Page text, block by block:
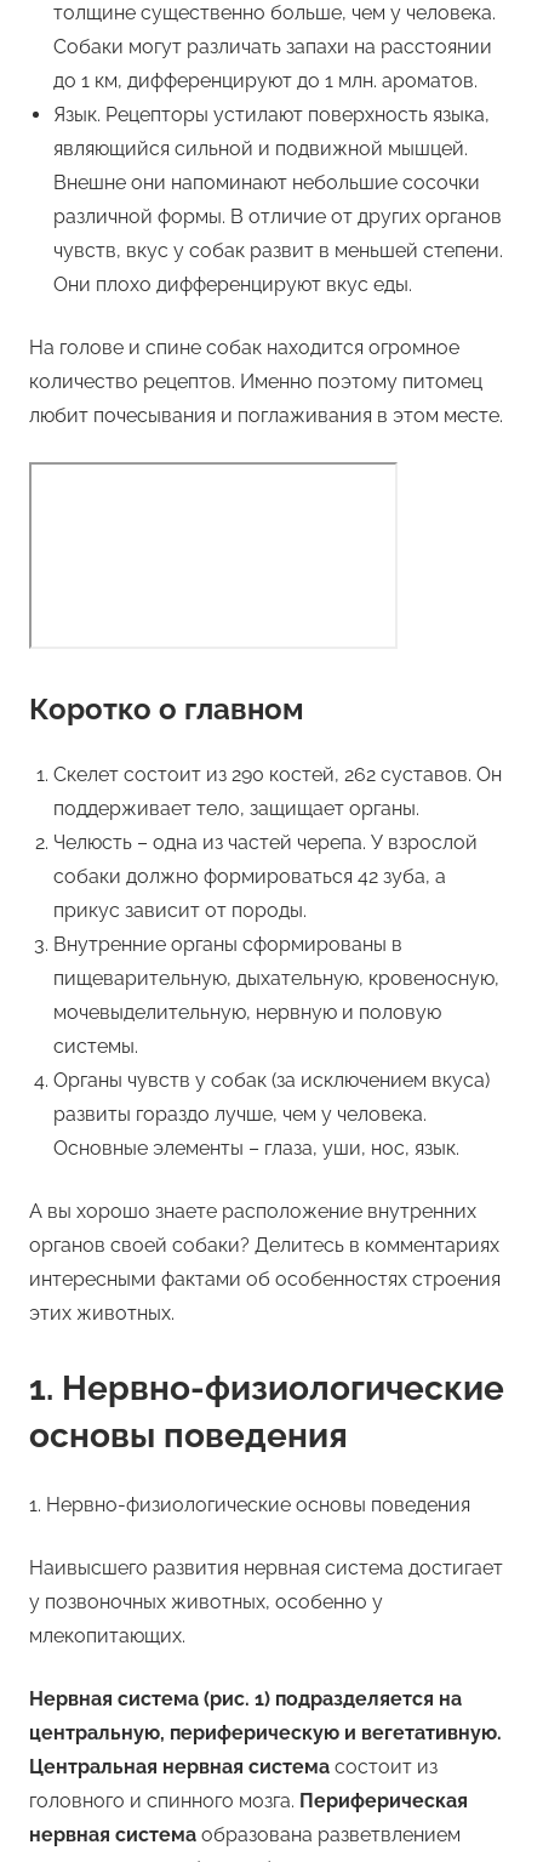
толщине существенно больше, чем у человека.
Собаки могут различать запахи на расстоянии
до 1 км, дифференцируют до 1 млн. ароматов.
Язык. Рецепторы устилают поверхность языка,
являющийся сильной и подвижной мышцей.
Внешне они напоминают небольшие сосочки
различной формы. В отличие от других органов
чувств, вкус у собак развит в меньшей степени.
Они плохо дифференцируют вкус еды.
На голове и спине собак находится огромное
количество рецептов. Именно поэтому питомец
любит почесывания и поглаживания в этом месте.
Коротко о главном
Скелет состоит из 290 костей, 262 суставов. Он
поддерживает тело, защищает органы.
Челюсть – одна из частей черепа. У взрослой
собаки должно формироваться 42 зуба, а
прикус зависит от породы.
Внутренние органы сформированы в
пищеварительную, дыхательную, кровеносную,
мочевыделительную, нервную и половую
системы.
Органы чувств у собак (за исключением вкуса)
развиты гораздо лучше, чем у человека.
Основные элементы – глаза, уши, нос, язык.
А вы хорошо знаете расположение внутренних
органов своей собаки? Делитесь в комментариях
интересными фактами об особенностях строения
этих животных.
1. Нервно-физиологические
основы поведения
1. Нервно-физиологические основы поведения
Наивысшего развития нервная система достигает
у позвоночных животных, особенно у
млекопитающих.
Нервная система (рис. 1) подразделяется на
центральную, периферическую и вегетативную.
Центральная нервная система состоит из
головного и спинного мозга. Периферическая
нервная система образована разветвлением